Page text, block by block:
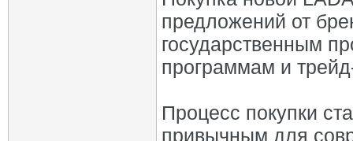
предложений от
государственным
программам и
Процесс покупки
привычным для